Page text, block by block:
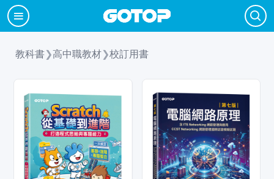
教科書❯高中職教材❯校訂用書